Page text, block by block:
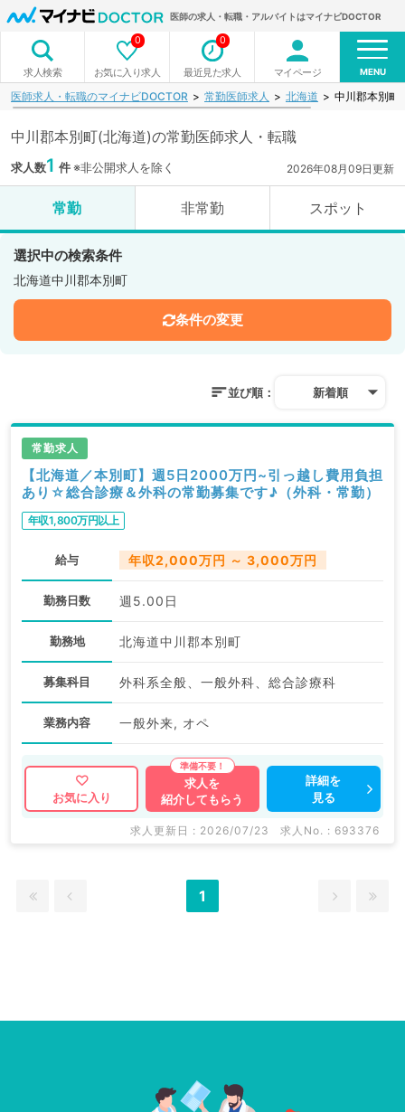
医師の求人・転職・アルバイトはマイナビDOCTOR
求人検索 お気に入り求人
0
最近見た求人
0
マイページ MENU
医師求人・転職のマイナビDOCTOR 常勤医師求人 北海道 中川郡本別町
中川郡本別町(北海道)の常勤医師求人・転職
求人数1 件※非公開求人を除く 2026年08月09日更新
常勤 非常勤 スポット
選択中の検索条件
北海道中川郡本別町
条件の変更
並び順： 新着順
常勤求人
【北海道／本別町】週5日2000万円~引っ越し費用負担
あり☆総合診療＆外科の常勤募集です♪（外科・常勤）
年収1,800万円以上
給与 年収2,000万円 ～ 3,000万円
勤務日数 週5.00日
勤務地 北海道中川郡本別町
募集科目 外科系全般、一般外科、総合診療科
業務内容 一般外来, オペ
お気に入り
求人を
紹介してもらう
詳細を
見る
求人更新日 : 2026/07/23 求人No. : 693376
1